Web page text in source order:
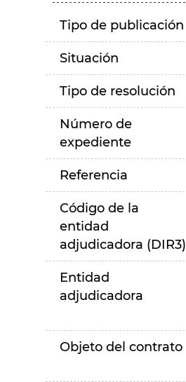
Tipo de publicación
Situación
Tipo de resolución
Número de
expediente
Referencia
Código de la
entidad
adjudicadora (DIR3)
Entidad
adjudicadora
Objeto del contrato